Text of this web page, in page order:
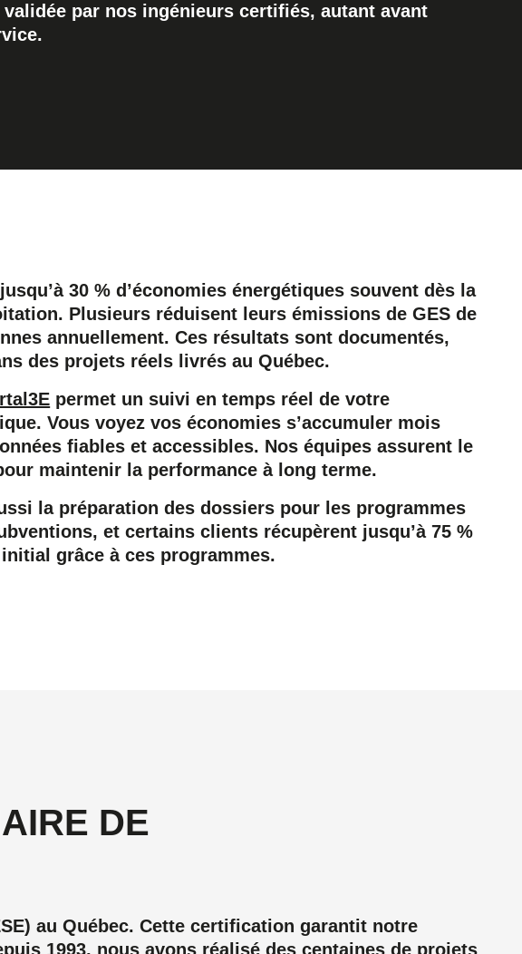
par nos ingénieurs certifiés, autant avant
30 % d’économies énergétiques souvent dès la
Plusieurs réduisent leurs émissions de GES de
annuellement. Ces résultats sont documentés,
des projets réels livrés au Québec.
permet un suivi en temps réel de votre
Vous voyez vos économies s’accumuler mois
fiables et accessibles. Nos équipes assurent le
maintenir la performance à long terme.
la préparation des dossiers pour les programmes
et certains clients récupèrent jusqu’à 75 %
grâce à ces programmes.
DE
au Québec. Cette certification garantit notre
1993, nous avons réalisé des centaines de projets